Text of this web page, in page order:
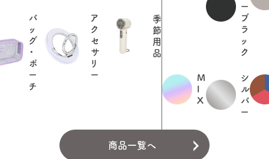
バ
ッ
グ
・
ポ
ー
チ
ア
ク
セ
サ
リ
ー
季
節
用
品
ー
ブ
ラ
ッ
ク
M
X
シ
ル
バ
ー
商品一覧へ